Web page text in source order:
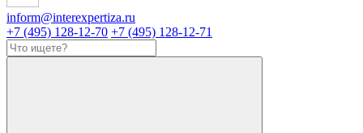
inform@interexpertiza.ru
+7 (495) 128-12-70 +7 (495) 128-12-71